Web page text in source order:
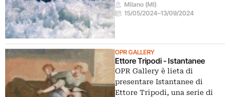
Milano (MI)
15/05/2024–13/09/2024
OPR GALLERY
Ettore Tripodi - Istantanee
OPR Gallery è lieta di
presentare Istantanee di
Ettore Tripodi, una serie di